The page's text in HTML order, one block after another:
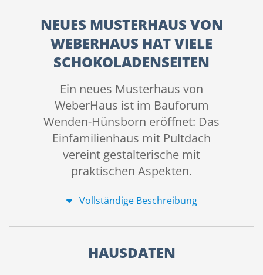
NEUES MUSTERHAUS VON
WEBERHAUS HAT VIELE
SCHOKOLADENSEITEN
Ein neues Musterhaus von
WeberHaus ist im Bauforum
Wenden-Hünsborn eröffnet: Das
Einfamilienhaus mit Pultdach
vereint gestalterische mit
praktischen Aspekten.
Vollständige Beschreibung
HAUSDATEN